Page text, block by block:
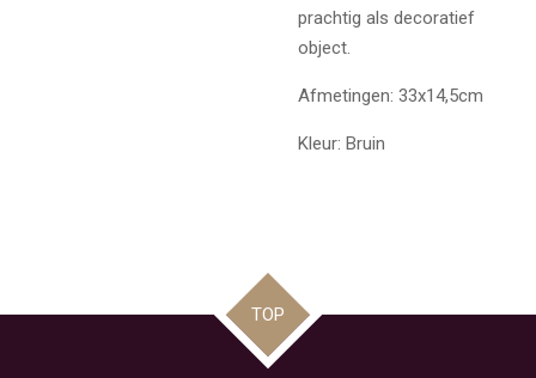
prachtig als decoratief
object.
Afmetingen: 33x14,5cm
Kleur: Bruin
TOP